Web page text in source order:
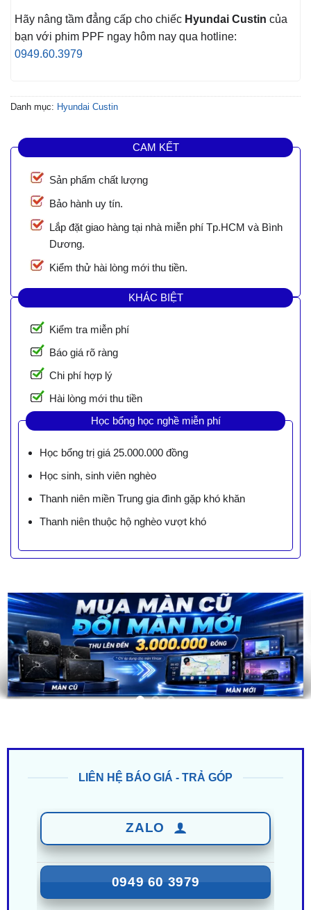
Hãy nâng tầm đẳng cấp cho chiếc Hyundai Custin của
bạn với phim PPF ngay hôm nay qua hotline:
0949.60.3979
Danh mục: Hyundai Custin
CAM KẾT
Sản phẩm chất lượng
Bảo hành uy tín.
Lắp đặt giao hàng tại nhà miễn phí Tp.HCM và Bình
Dương.
Kiểm thử hài lòng mới thu tiền.
KHÁC BIỆT
Kiểm tra miễn phí
Báo giá rõ ràng
Chi phí hợp lý
Hài lòng mới thu tiền
Học bổng học nghề miễn phí
Học bổng trị giá 25.000.000 đồng
Học sinh, sinh viên nghèo
Thanh niên miền Trung gia đình gặp khó khăn
Thanh niên thuộc hộ nghèo vượt khó
0949 60 3979